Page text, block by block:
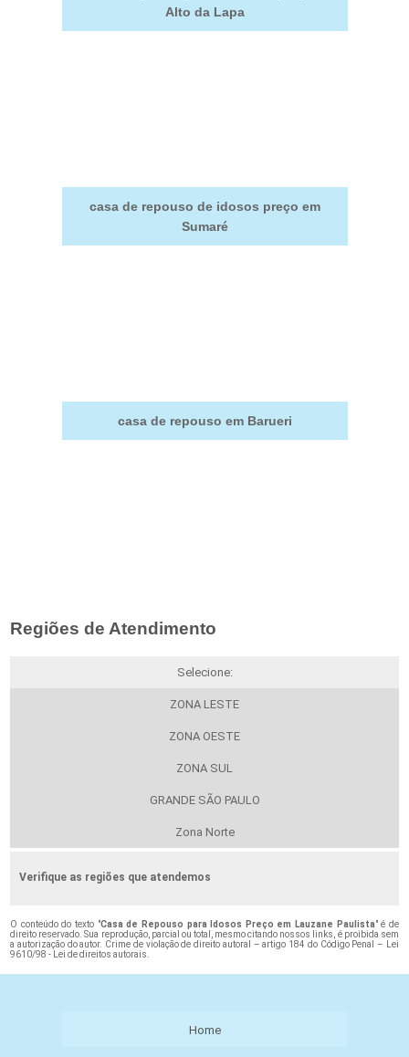
Alto da Lapa
casa de repouso de idosos preço em
Sumaré
casa de repouso em Barueri
Regiões de Atendimento
Selecione:
ZONA LESTE
ZONA OESTE
ZONA SUL
GRANDE SÃO PAULO
Zona Norte
Verifique as regiões que atendemos
O conteúdo do texto "Casa de Repouso para Idosos Preço em Lauzane Paulista" é de
direito reservado. Sua reprodução, parcial ou total, mesmo citando nossos links, é proibida sem
a autorização do autor. Crime de violação de direito autoral – artigo 184 do Código Penal –
Lei
9610/98 - Lei de direitos autorais
Home